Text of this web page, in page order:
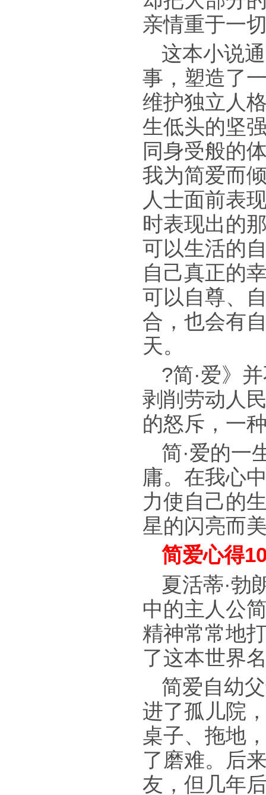
亲情重于一
这本小说
事，塑造了
维护独立人
生低头的坚
同身受般的
我为简爱而
人士面前表
时表现出的
可以生活的
自己真正的
可以自尊、
合，也会有
天。
?简·爱》
剥削劳动人
的怒斥，一
简·爱的一
庸。在我心
力使自己的
星的闪亮而
简爱心得
夏活蒂·勃
中的主人公
精神常常地
了这本世界
简爱自幼
进了孤儿院
桌子、拖地
了磨难。后
友，但几年